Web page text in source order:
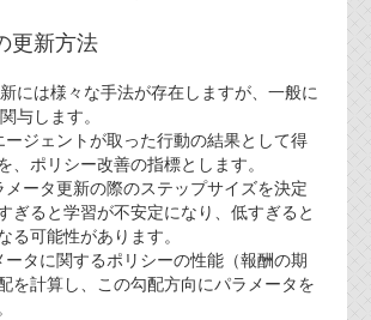
更新方法
には様々な手法が存在しますが、一般に
与します。
ージェントが取った行動の結果として得
、ポリシー改善の指標とします。
メータ更新の際のステップサイズを決定
ぎると学習が不安定になり、低すぎると
る可能性があります。
ータに関するポリシーの性能（報酬の期
を計算し、この勾配方向にパラメータを